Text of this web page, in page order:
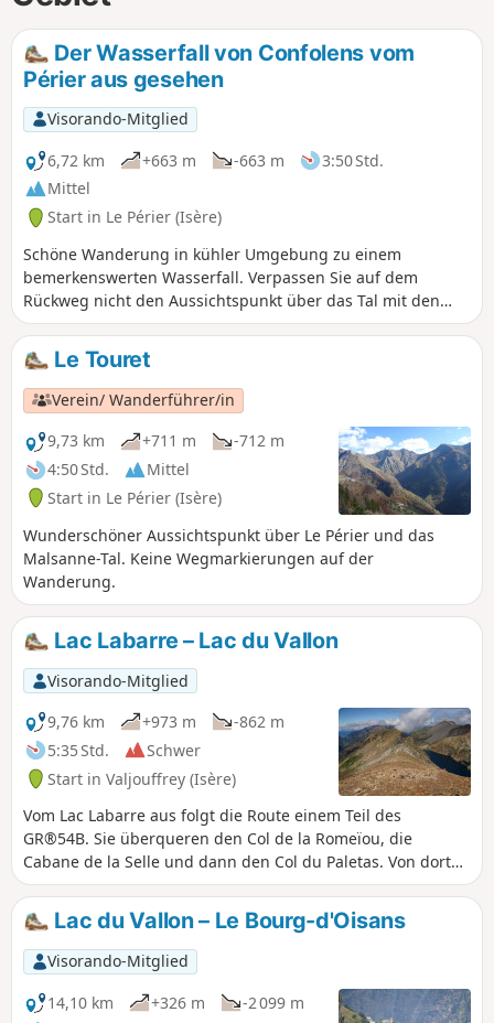
Der Wasserfall von Confolens vom
Périer aus gesehen
Visorando-Mitglied
6,72 km
+663 m -663 m
3:50 Std.
Mittel
Start in Le Périer (Isère)
Schöne Wanderung in kühler Umgebung zu einem
bemerkenswerten Wasserfall. Verpassen Sie auf dem
Rückweg nicht den Aussichtspunkt über das Tal mit den
Ruinen der Burg Serre de la Casse. In Confolens gibt es
noch einige Wohnhäuser. Man kann noch weiter als bis zum
Wasserfall gehen und (nach einigen Stunden!) den luftigen
Fernwanderweg GR®54B auf den Bergrücken über dem
Lauvitel erreichen.
Le Touret
Verein/ Wanderführer/in
9,73 km
+711 m
-712 m
4:50 Std.
Mittel
Start in Le Périer (Isère)
Wunderschöner Aussichtspunkt über Le Périer und das
Malsanne-Tal. Keine Wegmarkierungen auf der
Wanderung.
Lac Labarre – Lac du Vallon
Visorando-Mitglied
9,76 km
+973 m
-862 m
5:35 Std.
Schwer
Start in Valjouffrey (Isère)
Vom Lac Labarre aus folgt die Route einem Teil des
GR®54B. Sie überqueren den Col de la Romeïou, die
Cabane de la Selle und dann den Col du Paletas. Von dort
aus führt Sie eine wilde Wanderung über die Bergkämme,
vorbei am Neyrard auf 2796 m Höhe, zum Lac du Vallon.
Lac du Vallon – Le Bourg-d'Oisans
Visorando-Mitglied
14,10 km
+326 m
-2 099 m